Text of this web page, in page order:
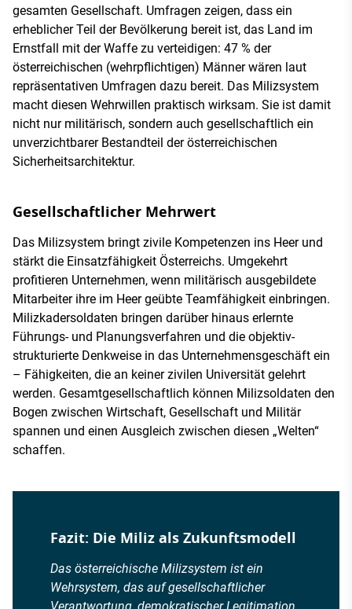
gesamten Gesellschaft. Umfragen zeigen, dass ein
erheblicher Teil der Bevölkerung bereit ist, das Land im
Ernstfall mit der Waffe zu verteidigen: 47 % der
österreichischen (wehrpflichtigen) Männer wären laut
repräsentativen Umfragen dazu bereit. Das Milizsystem
macht diesen Wehrwillen praktisch wirksam. Sie ist damit
nicht nur militärisch, sondern auch gesellschaftlich ein
unverzichtbarer Bestandteil der österreichischen
Sicherheitsarchitektur.
Gesellschaftlicher Mehrwert
Das Milizsystem bringt zivile Kompetenzen ins Heer und
stärkt die Einsatzfähigkeit Österreichs. Umgekehrt
profitieren Unternehmen, wenn militärisch ausgebildete
Mitarbeiter ihre im Heer geübte Teamfähigkeit einbringen.
Milizkadersoldaten bringen darüber hinaus erlernte
Führungs- und Planungsverfahren und die objektiv-
strukturierte Denkweise in das Unternehmensgeschäft ein
– Fähigkeiten, die an keiner zivilen Universität gelehrt
werden. Gesamtgesellschaftlich können Milizsoldaten den
Bogen zwischen Wirtschaft, Gesellschaft und Militär
spannen und einen Ausgleich zwischen diesen „Welten“
schaffen.
Fazit: Die Miliz als Zukunftsmodell
Das österreichische Milizsystem ist ein
Wehrsystem, das auf gesellschaftlicher
Verantwortung, demokratischer Legitimation